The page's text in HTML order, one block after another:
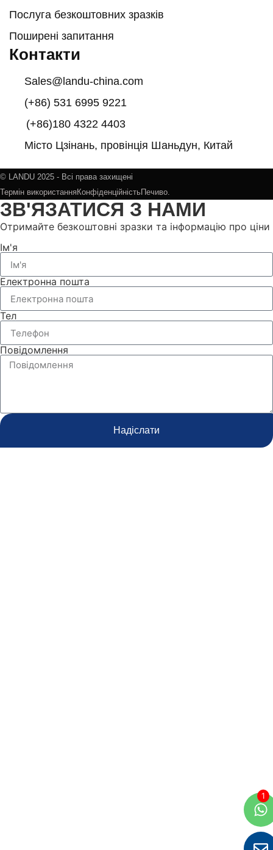
Послуга безкоштовних зразків
Поширені запитання
Контакти
Sales@landu-china.com
(+86) 531 6995 9221
(+86)180 4322 4403
Місто Цзінань, провінція Шаньдун, Китай
© LANDU 2025 - Всі права захищені
Термін використанняКонфіденційністьПечиво.
ЗВ'ЯЗАТИСЯ З НАМИ
Отримайте безкоштовні зразки та інформацію про ціни
Ім'я
Електронна пошта
Тел
Повідомлення
Надіслати